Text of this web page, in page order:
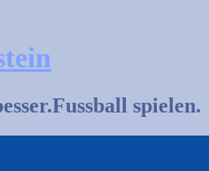
spielen.